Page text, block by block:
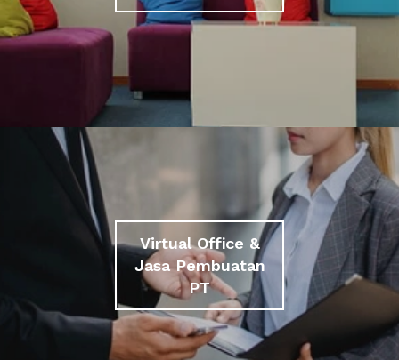
Virtual Office &
Jasa Pembuatan
PT